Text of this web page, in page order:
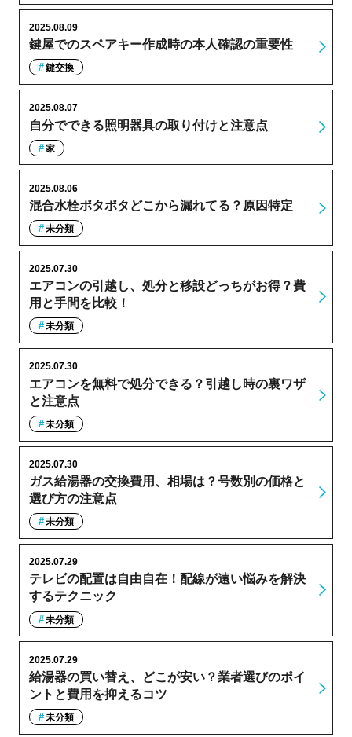
鍵屋でのスペアキー作成時の本人確認の重要性
2025.08.09
鍵交換
自分でできる照明器具の取り付けと注意点
2025.08.07
家
混合水栓ポタポタどこから漏れてる？原因特定
2025.08.06
未分類
エアコンの引越し、処分と移設どっちがお得？費
用と手間を比較！
2025.07.30
未分類
エアコンを無料で処分できる？引越し時の裏ワザ
と注意点
2025.07.30
未分類
ガス給湯器の交換費用、相場は？号数別の価格と
選び方の注意点
2025.07.30
未分類
テレビの配置は自由自在！配線が遠い悩みを解決
するテクニック
2025.07.29
未分類
給湯器の買い替え、どこが安い？業者選びのポイ
ントと費用を抑えるコツ
2025.07.29
未分類